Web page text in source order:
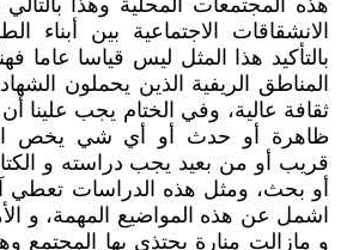
هذه المجتمعات المحلية وهذا
الانشقاقات الاجتماعية بين أبناء
بالتأكيد هذا المثل ليس قياسا عاما
المناطق الريفية الذين يحملون
ثقافة عالية، وفي الختام يجب علينا
ظاهرة أو حدث أو أي شي يخص
قريب أو من بعيد يجب دراسته و
أو بحث، ومثل هذه الدراسات تعطي
اشمل عن هذه المواضيع المهمة، و
و مازالت منارة بحتذى بها المجتمع